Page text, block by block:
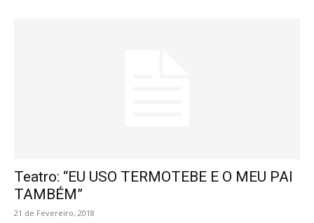
Teatro: “EU USO TERMOTEBE E O MEU PAI
TAMBÉM”
21 de Fevereiro, 2018